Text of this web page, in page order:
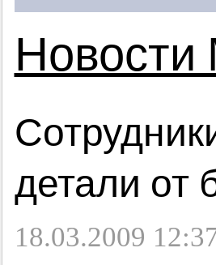
детали от
18.03.2009